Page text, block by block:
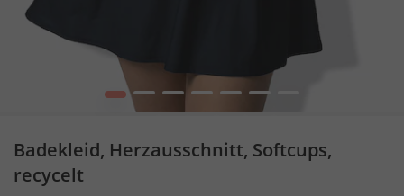
1 2 3 4 5 6
Badekleid, Herzausschnitt, Softcups,
recycelt